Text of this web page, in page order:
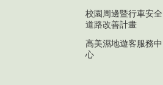
校園周邊暨行車安全
道路改善計畫
高美濕地遊客服務中
心